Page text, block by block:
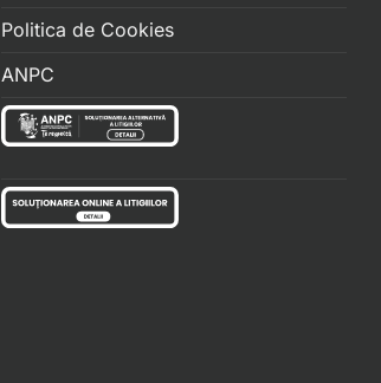
Politica de Cookies
ANPC